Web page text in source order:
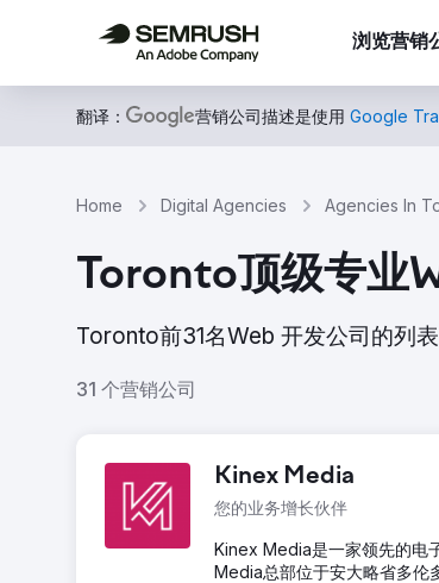
浏览营销
翻译： 营销公司描述是使用 Google
Home Digital Agencies Agencies In
Toronto顶级专业
Toronto前31名Web 开发公司的列
31 个营销公司
Kinex Media
您的业务增长伙伴
Kinex Media是一家领先的电
Media总部位于安大略省多伦